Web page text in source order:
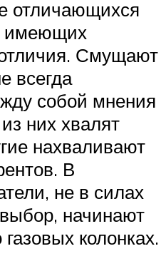
отличающихся
имеющих
Смущают
всегда
собой мнения
них хвалят
нахваливают
В
не в силах
начинают
колонках.